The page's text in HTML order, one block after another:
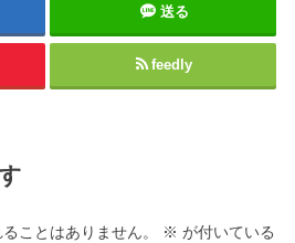
送る
feedly
ことはありません。 ※ が付いている